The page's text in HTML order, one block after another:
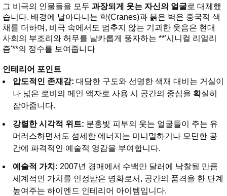
그 비극의 인물들을 모두 과장되게 웃는 자신의 얼굴로 대체했
습니다. 배경에 날아다니는 학(Cranes)과 붉은 벽은 중국적 색
채를 더하며, 비극 속에서도 멈추지 않는 기괴한 웃음은 현대
사회의 부조리와 허무를 날카롭게 풍자하는 **'시니컬 리얼리
즘'**의 정수를 보여줍니다
인테리어 포인트
압도적인 존재감: 대담한 구도와 선명한 색채 대비는 거실이
나 넓은 로비의 메인 액자로 사용 시 공간의 중심을 확실히
잡아줍니다.
강렬한 시각적 위트: 분홍빛 피부의 웃는 얼굴들이 주는 유
머러스하면서도 섬세한 에너지는 미니멀하거나 모던한 공
간에 파격적인 예술적 영감을 부여합니다.
예술적 가치: 2007년 경매에서 수백만 달러에 낙찰될 만큼
세계적인 가치를 인정받은 명화로서, 공간의 품격을 한 단계
높여주는 하이엔드 인테리어 아이템입니다.